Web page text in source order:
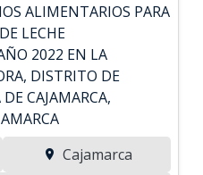
ALIMENTARIOS PARA
LECHE
2022 EN LA
DISTRITO DE
CAJAMARCA,
Cajamarca